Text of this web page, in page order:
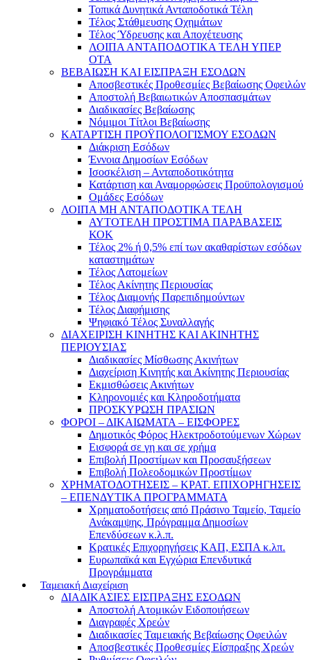
Τοπικά Δυνητικά Ανταποδοτικά Τέλη
Τέλος Στάθμευσης Οχημάτων
Τέλος Ύδρευσης και Αποχέτευσης
ΛΟΙΠΑ ΑΝΤΑΠΟΔΟΤΙΚΑ ΤΕΛΗ ΥΠΕΡ
ΟΤΑ
ΒΕΒΑΙΩΣΗ ΚΑΙ ΕΙΣΠΡΑΞΗ ΕΣΟΔΩΝ
Αποσβεστικές Προθεσμίες Βεβαίωσης Οφειλών
Αποστολή Βεβαιωτικών Αποσπασμάτων
Διαδικασίες Βεβαίωσης
Νόμιμοι Τίτλοι Βεβαίωσης
ΚΑΤΑΡΤΙΣΗ ΠΡΟΫΠΟΛΟΓΙΣΜΟΥ ΕΣΟΔΩΝ
Διάκριση Εσόδων
Έννοια Δημοσίων Εσόδων
Ισοσκέλιση – Ανταποδοτικότητα
Κατάρτιση και Αναμορφώσεις Προϋπολογισμού
Ομάδες Εσόδων
ΛΟΙΠΑ ΜΗ ΑΝΤΑΠΟΔΟΤΙΚΑ ΤΕΛΗ
ΑΥΤΟΤΕΛΗ ΠΡΟΣΤΙΜΑ ΠΑΡΑΒΑΣΕΙΣ
ΚΟΚ
Τέλος 2% ή 0,5% επί των ακαθαρίστων εσόδων
καταστημάτων
Τέλος Λατομείων
Τέλος Ακίνητης Περιουσίας
Τέλος Διαμονής Παρεπιδημούντων
Τέλος Διαφήμισης
Ψηφιακό Τέλος Συναλλαγής
ΔΙΑΧΕΙΡΙΣΗ ΚΙΝΗΤΗΣ ΚΑΙ ΑΚΙΝΗΤΗΣ
ΠΕΡΙΟΥΣΙΑΣ
Διαδικασίες Μίσθωσης Ακινήτων
Διαχείριση Κινητής και Ακίνητης Περιουσίας
Εκμισθώσεις Ακινήτων
Κληρονομιές και Κληροδοτήματα
ΠΡΟΣΚΥΡΩΣΗ ΠΡΑΣΙΩΝ
ΦΟΡΟΙ – ΔΙΚΑΙΩΜΑΤΑ – ΕΙΣΦΟΡΕΣ
Δημοτικός Φόρος Ηλεκτροδοτούμενων Χώρων
Εισφορά σε γη και σε χρήμα
Επιβολή Προστίμων και Προσαυξήσεων
Επιβολή Πολεοδομικών Προστίμων
ΧΡΗΜΑΤΟΔΟΤΗΣΕΙΣ – ΚΡΑΤ. ΕΠΙΧΟΡΗΓΗΣΕΙΣ
– ΕΠΕΝΔΥΤΙΚΑ ΠΡΟΓΡΑΜΜΑΤΑ
Χρηματοδοτήσεις από Πράσινο Ταμείο, Ταμείο
Ανάκαμψης, Πρόγραμμα Δημοσίων
Επενδύσεων κ.λ.π.
Κρατικές Επιχορηγήσεις ΚΑΠ, ΕΣΠΑ κ.λπ.
Ευρωπαϊκά και Εγχώρια Επενδυτικά
Προγράμματα
Ταμειακή Διαχείριση
ΔΙΑΔΙΚΑΣΙΕΣ ΕΙΣΠΡΑΞΗΣ ΕΣΟΔΩΝ
Αποστολή Ατομικών Ειδοποιήσεων
Διαγραφές Χρεών
Διαδικασίες Ταμειακής Βεβαίωσης Οφειλών
Αποσβεστικές Προθεσμίες Είσπραξης Χρεών